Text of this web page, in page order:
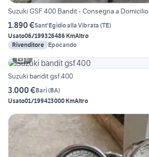
Suzuki GSF 400 Bandit - Consegna a Domicilio
1.890 €Sant'Egidio alla Vibrata (TE)
Usato06/199326486 KmAltro
Rivenditore Epocando
6
Suzuki bandit gsf 400
3.000 €Bari(BA)
Usato01/199423000 KmAltro